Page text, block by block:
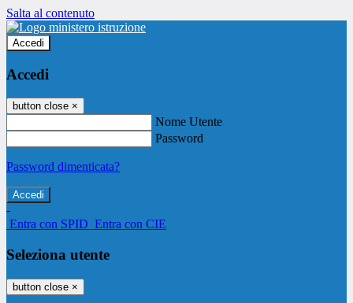
Salta al contenuto
Accedi
Accedi
button close ×
Nome Utente
Password
Password dimenticata?
-
Entra con SPID Entra con CIE
Seleziona utente
button close ×